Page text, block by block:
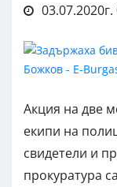
Акция на две
екипи на
свидетели и
прокуратура